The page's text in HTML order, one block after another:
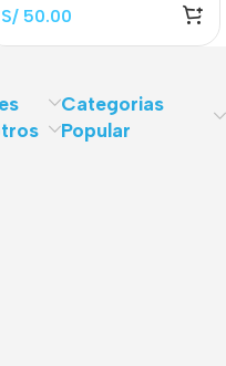
S/ 50.00
Categorias
Popular